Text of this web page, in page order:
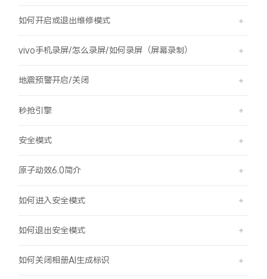
如何开启或退出维修模式
vivo手机录屏/怎么录屏/如何录屏（屏幕录制）
地震预警开启/关闭
秒抢引擎
安全模式
原子动效6.0简介
如何进入安全模式
如何退出安全模式
如何关闭相册AI生成标识